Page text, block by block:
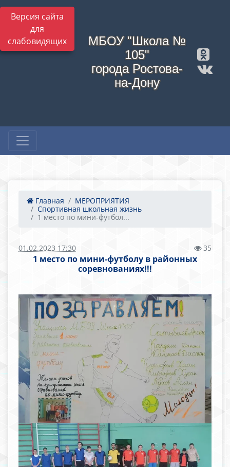
Версия сайта
для
слабовидящих
МБОУ "Школа №
105"
города Ростова-
на-Дону
Главная
МЕРОПРИЯТИЯ
Спортивная школьная жизнь
1 место по мини-футбол...
01.02.2023 17:30 35
1 место по мини-футболу в районных
соревнованиях!!!